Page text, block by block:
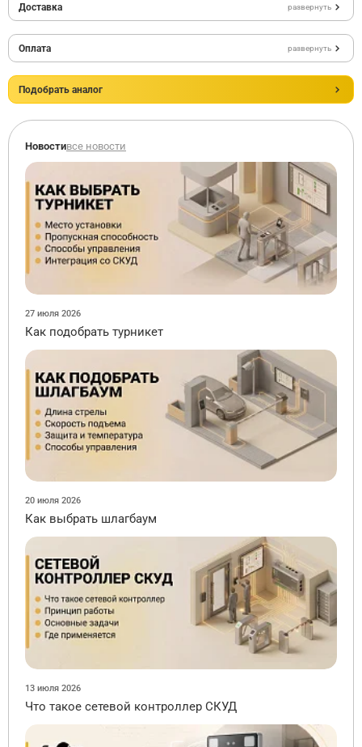
Доставка развернуть
Оплата развернуть
Подобрать аналог
Новостивсе новости
27 июля 2026
Как подобрать турникет
20 июля 2026
Как выбрать шлагбаум
13 июля 2026
Что такое сетевой контроллер СКУД